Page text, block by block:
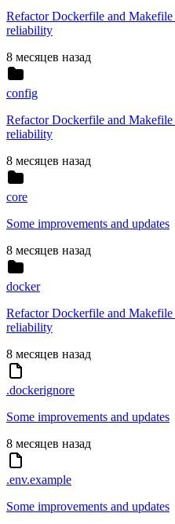
Refactor Dockerfile and
reliability
8 месяцев назад
config
Refactor Dockerfile and
reliability
8 месяцев назад
core
Some improvements and updates
8 месяцев назад
docker
Refactor Dockerfile and
reliability
8 месяцев назад
.dockerignore
Some improvements and updates
8 месяцев назад
.env.example
Some improvements and updates